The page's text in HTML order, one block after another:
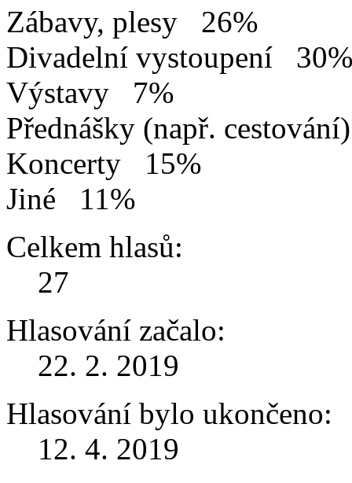
Zábavy, plesy
26%
Divadelní vystoupení
30%
Výstavy
7%
Přednášky (např. cestování)
Koncerty
15%
Jiné
11%
Celkem hlasů:
27
Hlasování začalo:
22. 2. 2019
Hlasování bylo ukončeno:
12. 4. 2019